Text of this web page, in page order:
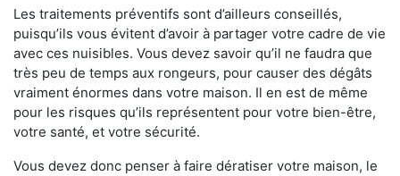
Les traitements préventifs sont d’ailleurs conseillés,
puisqu’ils vous évitent d’avoir à partager votre cadre de vie
avec ces nuisibles. Vous devez savoir qu’il ne faudra que
très peu de temps aux rongeurs, pour causer des dégâts
vraiment énormes dans votre maison. Il en est de même
pour les risques qu’ils représentent pour votre bien-être,
votre santé, et votre sécurité.
Vous devez donc penser à faire dératiser votre maison, le